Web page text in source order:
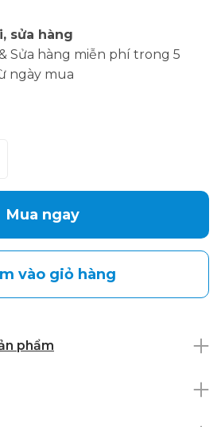
sửa hàng
Sửa hàng miễn phí trong 5
ngày mua
Mua ngay
vào giỏ hàng
phẩm